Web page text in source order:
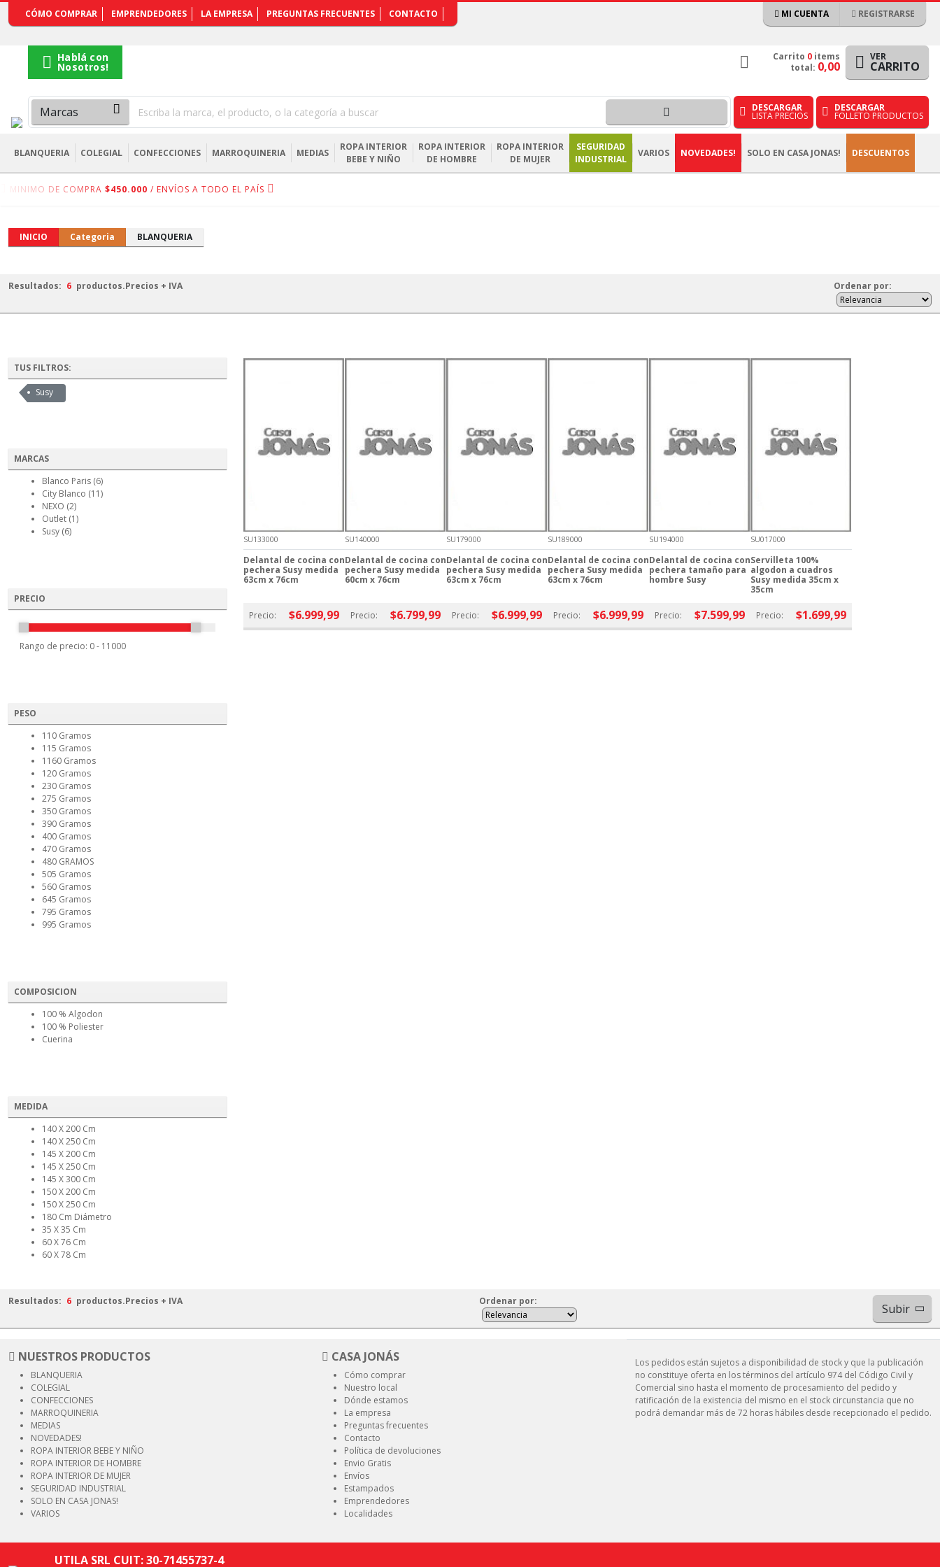
CÓMO COMPRAR EMPRENDEDORES LA EMPRESA PREGUNTAS FRECUENTES CONTACTO MI CUENTA REGISTRARSE
BLANQUERIA COLEGIAL CONFECCIONES MARROQUINERIA MEDIAS
ROPA INTERIOR
BEBE Y NIÑO
ROPA INTERIOR
DE HOMBRE
ROPA INTERIOR
DE MUJER
SEGURIDAD
INDUSTRIAL
VARIOS NOVEDADES! SOLO EN CASA JONAS! DESCUENTOS
REGISTRARSE
Hablá con
Nosotros!
Carrito 0 items
total: 0,00
VER
CARRITO
DESCARGAR
LISTA PRECIOS
DESCARGAR
FOLLETO PRODUCTOS
MINIMO DE COMPRA $450.000 / ENVÍOS A TODO EL PAÍS
INICIO Categoria BLANQUERIA
Resultados: 6 productos.Precios + IVA Ordenar por:
TUS FILTROS:
Susy
MARCAS
Blanco Paris (6)
City Blanco (11)
NEXO (2)
Outlet (1)
Susy (6)
PRECIO
Rango de precio: 0- 11000
PESO
110 Gramos
115 Gramos
1160 Gramos
120 Gramos
230 Gramos
275 Gramos
350 Gramos
390 Gramos
400 Gramos
470 Gramos
480 GRAMOS
505 Gramos
560 Gramos
645 Gramos
795 Gramos
995 Gramos
COMPOSICION
100 % Algodon
100 % Poliester
Cuerina
MEDIDA
140 X 200 Cm
140 X 250 Cm
145 X 200 Cm
145 X 250 Cm
145 X 300 Cm
150 X 200 Cm
150 X 250 Cm
180 Cm Diámetro
35 X 35 Cm
60 X 76 Cm
60 X 78 Cm
SU133000
Delantal de cocina con
pechera Susy medida
63cm x 76cm
Precio: $6.999,99
SU140000
Delantal de cocina con
pechera Susy medida
60cm x 76cm
Precio: $6.799,99
SU179000
Delantal de cocina con
pechera Susy medida
63cm x 76cm
Precio: $6.999,99
SU189000
Delantal de cocina con
pechera Susy medida
63cm x 76cm
Precio: $6.999,99
SU194000
Delantal de cocina con
pechera tamaño para
hombre Susy
Precio: $7.599,99
SU017000
Servilleta 100%
algodon a cuadros
Susy medida 35cm x
35cm
Precio: $1.699,99
Resultados: 6 productos.Precios + IVA Subir
Ordenar por:
NUESTROS PRODUCTOS
BLANQUERIA
COLEGIAL
CONFECCIONES
MARROQUINERIA
MEDIAS
NOVEDADES!
ROPA INTERIOR BEBE Y NIÑO
ROPA INTERIOR DE HOMBRE
ROPA INTERIOR DE MUJER
SEGURIDAD INDUSTRIAL
SOLO EN CASA JONAS!
VARIOS
CASA JONÁS
Cómo comprar
Nuestro local
Dónde estamos
La empresa
Preguntas frecuentes
Contacto
Política de devoluciones
Envio Gratis
Envíos
Estampados
Emprendedores
Localidades
Los pedidos están sujetos a disponibilidad de stock y que la publicación
no constituye oferta en los términos del artículo 974 del Código Civil y
Comercial sino hasta el momento de procesamiento del pedido y
ratificación de la existencia del mismo en el stock circunstancia que no
podrá demandar más de 72 horas hábiles desde recepcionado el pedido.
UTILA SRL CUIT: 30-71455737-4